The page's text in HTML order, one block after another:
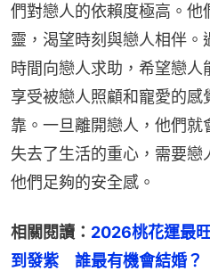
們對戀人的依賴度極高。他
靈，渴望時刻與戀人相伴
時間向戀人求助，希望戀
享受被戀人照顧和寵愛的
靠。一旦離開戀人，他們
失去了生活的重心，需要
他們足夠的安全感。
相關閱讀： 2026桃花運最
到發紫　誰最有機會結婚？